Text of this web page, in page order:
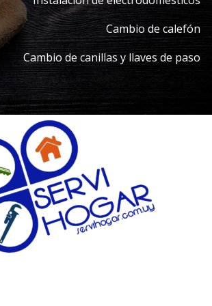
Cambio de calefón
Cambio de canillas y llaves de paso